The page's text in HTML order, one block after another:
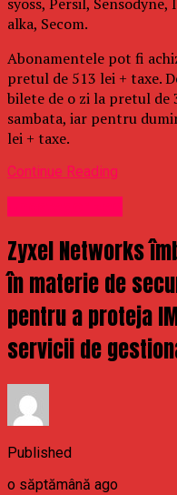
alka, Secom.
Abonamentele pot fi
pretul de 513 lei + taxe.
bilete de o zi la pretul de
sambata, iar pentru
lei + taxe.
Continue Reading
Zyxel Networks
în materie de
pentru a proteja
servicii de
Published
o săptămână ago